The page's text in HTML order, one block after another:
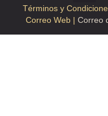
Términos y
Correo Web | Correo